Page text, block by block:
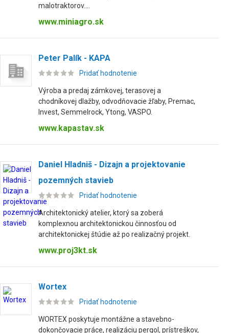
malotraktorov....
www.miniagro.sk
Peter Palík - KAPA
Pridať hodnotenie
Výroba a predaj zámkovej, terasovej a
chodníkovej dlažby, odvodňovacie žľaby, Premac,
Invest, Semmelrock, Ytong, VASPO.
www.kapastav.sk
Daniel Hladniš - Dizajn a projektovanie
pozemných stavieb
Pridať hodnotenie
Architektonický atelier, ktorý sa zoberá
komplexnou architektonickou činnosťou od
architektonickej štúdie až po realizačný projekt.
www.proj3kt.sk
Wortex
Pridať hodnotenie
WORTEX poskytuje montážne a stavebno-
dokončovacie práce, realizáciu pergol, prístreškov,